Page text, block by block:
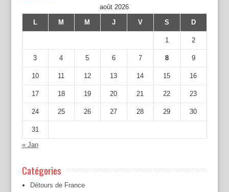
août 2026
L
M M J V S D
1 2
3 4 5 6 7 8 9
10 11 12 13 14 15 16
17 18 19 20 21 22 23
24 25 26 27 28 29 30
31
« Jan
Catégories
Détours de France